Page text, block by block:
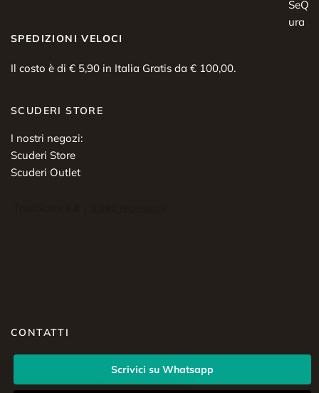
SPEDIZIONI VELOCI
Il costo è di € 5,90 in Italia Gratis da € 100,00.
SCUDERI STORE
I nostri negozi:
Scuderi Store
Scuderi Outlet
CONTATTI
Scrivici su Whatsapp